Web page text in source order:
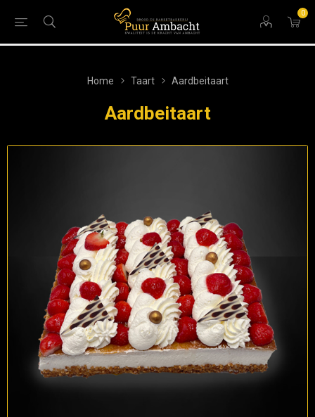
0
Home Taart Aardbeitaart
Aardbeitaart